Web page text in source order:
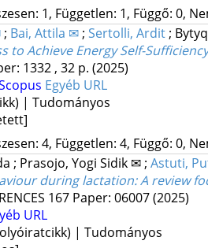
1, Független: 1, Függő: 0,
; Bai, Attila ✉; Sertolli, Ardit;
to Achieve Energy Self-
1332 , 32 p. (2025)
Egyéb URL
| Tudományos
4, Független: 4, Függő: 0,
; Prasojo, Yogi Sidik ✉; Astuti,
during lactation: A review
167 Paper: 06007(2025)
URL
| Tudományos